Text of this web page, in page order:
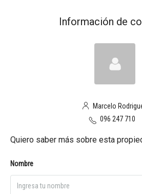
Información de
Marcelo
096 247 710
Quiero saber más sobre esta
Nombre